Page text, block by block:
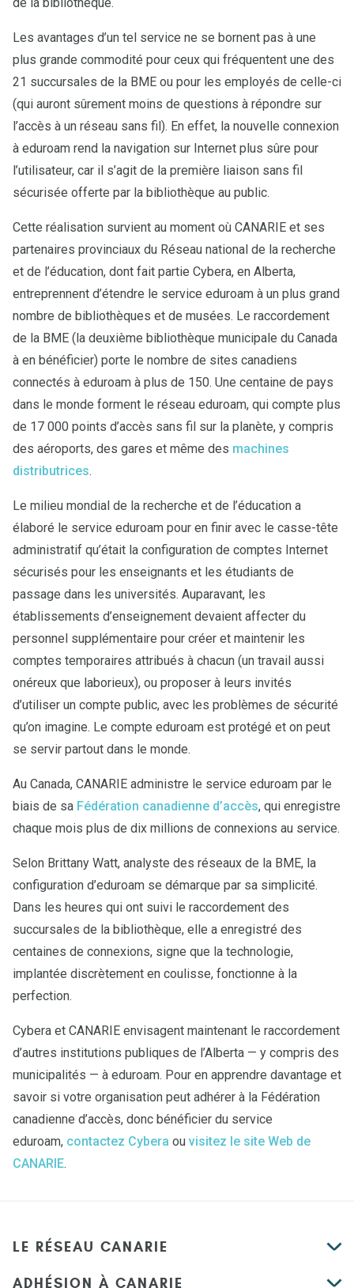
de la bibliothèque.
Les avantages d’un tel service ne se bornent pas à une
plus grande commodité pour ceux qui fréquentent une des
21 succursales de la BME ou pour les employés de celle-ci
(qui auront sûrement moins de questions à répondre sur
l’accès à un réseau sans fil). En effet, la nouvelle connexion
à eduroam rend la navigation sur Internet plus sûre pour
l’utilisateur, car il s’agit de la première liaison sans fil
sécurisée offerte par la bibliothèque au public.
Cette réalisation survient au moment où CANARIE et ses
partenaires provinciaux du Réseau national de la recherche
et de l’éducation, dont fait partie Cybera, en Alberta,
entreprennent d’étendre le service eduroam à un plus grand
nombre de bibliothèques et de musées. Le raccordement
de la BME (la deuxième bibliothèque municipale du Canada
à en bénéficier) porte le nombre de sites canadiens
connectés à eduroam à plus de 150. Une centaine de pays
dans le monde forment le réseau eduroam, qui compte plus
de 17 000 points d’accès sans fil sur la planète, y compris
des aéroports, des gares et même des machines
distributrices.
Le milieu mondial de la recherche et de l’éducation a
élaboré le service eduroam pour en finir avec le casse-tête
administratif qu’était la configuration de comptes Internet
sécurisés pour les enseignants et les étudiants de
passage dans les universités. Auparavant, les
établissements d’enseignement devaient affecter du
personnel supplémentaire pour créer et maintenir les
comptes temporaires attribués à chacun (un travail aussi
onéreux que laborieux), ou proposer à leurs invités
d’utiliser un compte public, avec les problèmes de sécurité
qu’on imagine. Le compte eduroam est protégé et on peut
se servir partout dans le monde.
Au Canada, CANARIE administre le service eduroam par le
biais de sa Fédération canadienne d’accès, qui enregistre
chaque mois plus de dix millions de connexions au service.
Selon Brittany Watt, analyste des réseaux de la BME, la
configuration d’eduroam se démarque par sa simplicité.
Dans les heures qui ont suivi le raccordement des
succursales de la bibliothèque, elle a enregistré des
centaines de connexions, signe que la technologie,
implantée discrètement en coulisse, fonctionne à la
perfection.
Cybera et CANARIE envisagent maintenant le raccordement
d’autres institutions publiques de l’Alberta — y compris des
municipalités — à eduroam. Pour en apprendre davantage et
savoir si votre organisation peut adhérer à la Fédération
canadienne d’accès, donc bénéficier du service
eduroam, contactez Cybera ou visitez le site Web de
CANARIE.
LE RÉSEAU CANARIE
ADHÉSION À CANARIE